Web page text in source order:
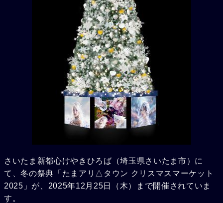
さいたま新都心けやきひろば（埼玉県さいたま市）に
て、冬の祭典「たまアリ△タウン クリスマスマーケット
2025」が、2025年12月25日（木）まで開催されていま
す。